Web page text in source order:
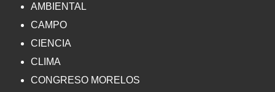
AMBIENTAL
CAMPO
CIENCIA
CLIMA
CONGRESO MORELOS